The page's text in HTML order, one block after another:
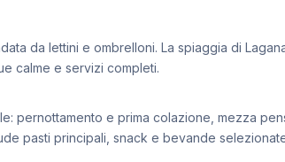
da lettini e ombrelloni. La spiaggia di
calme e servizi completi.
pernottamento e prima colazione, mezza
pasti principali, snack e bevande